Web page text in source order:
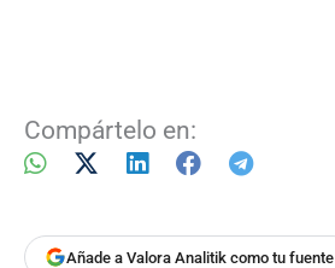
Compártelo en:
Añade a Valora Analitik como tu fuente